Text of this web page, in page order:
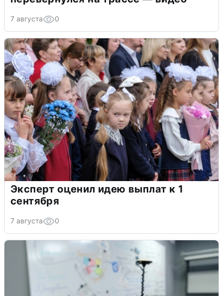
7 августа 0
Эксперт оценил идею выплат к 1
сентября
7 августа 0